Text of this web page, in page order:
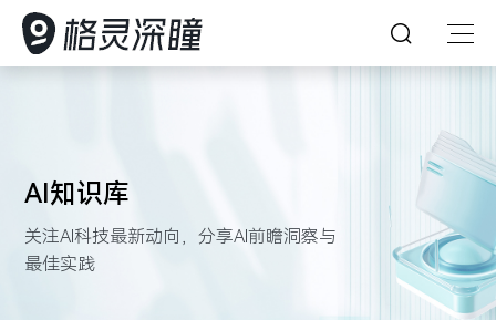
深瞳能力
深瞳产品
AI知识库
关注AI科技最新动向，分享AI前瞻洞察与
最佳实践